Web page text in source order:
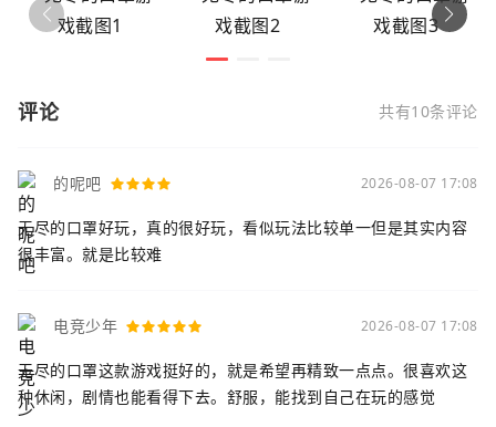
评论 共有10条评论
的呢吧 2026-08-07 17:08
无尽的口罩好玩，真的很好玩，看似玩法比较单一但是其实内容
很丰富。就是比较难
电竞少年 2026-08-07 17:08
无尽的口罩这款游戏挺好的，就是希望再精致一点点。很喜欢这
种休闲，剧情也能看得下去。舒服，能找到自己在玩的感觉